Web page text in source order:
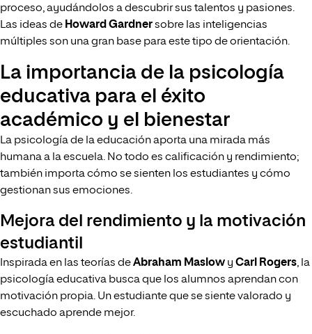
proceso, ayudándolos a descubrir sus talentos y pasiones.
Las ideas de Howard Gardnersobre las inteligencias
múltiples son una gran base para este tipo de orientación.
La importancia de la psicología
educativa para el éxito
académico y el bienestar
La psicología de la educación aporta una mirada más
humana a la escuela. No todo es calificación y rendimiento;
también importa cómo se sienten los estudiantes y cómo
gestionan sus emociones.
Mejora del rendimiento y la motivación
estudiantil
Inspirada en las teorías deAbraham Maslow y Carl Rogers, la
psicología educativa busca que los alumnos aprendan con
motivación propia. Un estudiante que se siente valorado y
escuchado aprende mejor.